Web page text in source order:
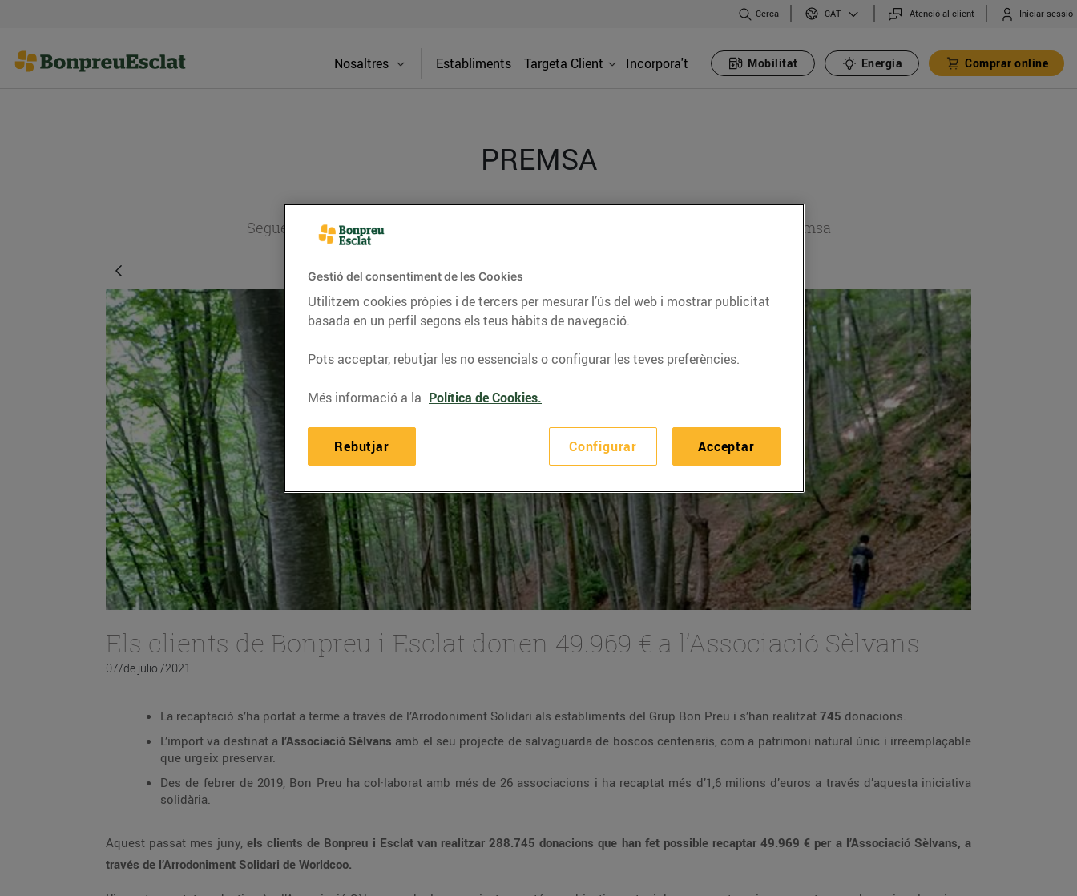
Cerca CAT Atenció al client Iniciar sessió
Nosaltres Establiments Targeta Client Incorpora't Mobilitat Energia Comprar online
PREMSA
Segueix l'actualitat dels supermercats Bonpreu i Esclat a través de la secció de premsa
Els clients de Bonpreu i Esclat donen 49.969 € a l’Associació Sèlvans
07/de juliol/2021
La recaptació s’ha portat a terme a través de l’Arrodoniment Solidari als establiments del Grup Bon Preu i s’han realitzat 745 donacions.
L’import va destinat a l’Associació Sèlvans amb el seu projecte de salvaguarda de boscos centenaris, com a patrimoni natural únic i irreemplaçable
que urgeix preservar.
Des de febrer de 2019, Bon Preu ha col·laborat amb més de 26 associacions i ha recaptat més d’1,6 milions d’euros a través d’aquesta iniciativa
solidària.
Aquest passat mes juny, els clients de Bonpreu i Esclat van realitzar 288.745 donacions que han fet possible recaptar 49.969 € per a l’Associació Sèlvans, a
través de l’Arrodoniment Solidari de Worldcoo.
Gestió del consentiment de les Cookies
Utilitzem cookies pròpies i de tercers per mesurar l’ús del web i mostrar publicitat
basada en un perfil segons els teus hàbits de navegació.
Pots acceptar, rebutjar les no essencials o configurar les teves preferències.
Més informació a la Política de Cookies.
Configurar
Rebutjar Acceptar